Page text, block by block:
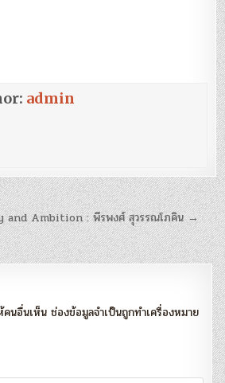
admin
Ambition : พีรพงศ์ สุวรรณโภคิน →
คนอื่นเห็น ช่องข้อมูลจำเป็นถูกทำเครื่องหมาย